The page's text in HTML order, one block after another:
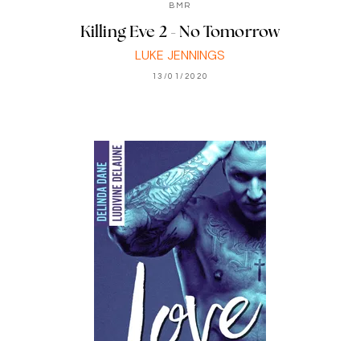
BMR
Killing Eve 2 - No Tomorrow
LUKE JENNINGS
13/01/2020